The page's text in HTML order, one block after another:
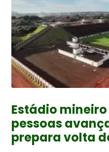
Estádio mineiro
pessoas
prepara volta